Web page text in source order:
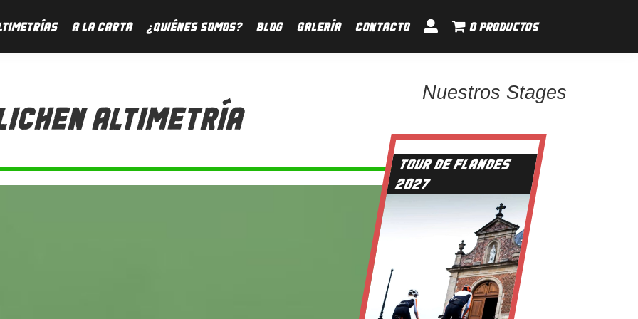
A LA CARTA ¿QUIÉNES SOMOS? BLOG GALERÍA CONTACTO 0 productos
ALTIMETRÍA
Nuestros Stages
TOUR DE FLANDES
2027